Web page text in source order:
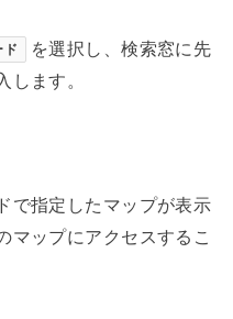
ド
を選択し、検索窓に先
します。
で指定したマップが表示
マップにアクセスするこ